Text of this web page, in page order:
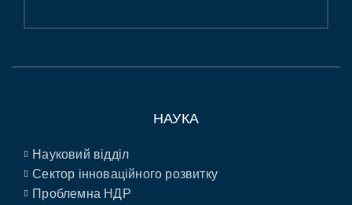
НАУКА
Науковий відділ
Сектор інноваційного розвитку
Проблемна НДР